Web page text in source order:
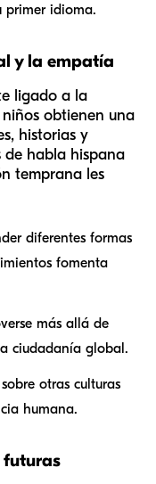
primer idioma.
y la empatía
ligado a la
obtienen una
historias y
de habla hispana
temprana les
diferentes formas
fomenta
más allá de
ciudadanía global.
otras culturas
humana.
futuras